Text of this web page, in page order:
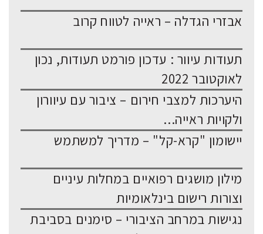
אבזרי הגדלה – ראייה לטווח קרוב
תעודות עיוור : עדכון פורמט תעודות, נכון
לאוקטובר 2022
היערכות למצבי חירום – ציבור עם עיוורון
ולקויות ראייה...
יישומון "קרא-קל" – מדריך למשתמש
מילון מושגים רפואיים במחלות עיניים
וצורות רישום בינלאומיות
נגישות במרחב הציבורי – סימנים בסביבת